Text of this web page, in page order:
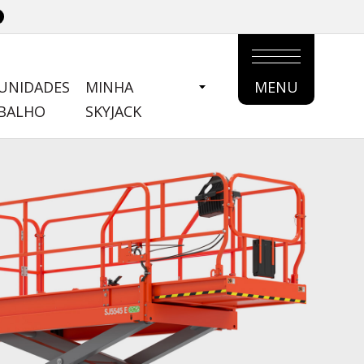
MINHA
SKYJACK
MAIN
MENU
MENU